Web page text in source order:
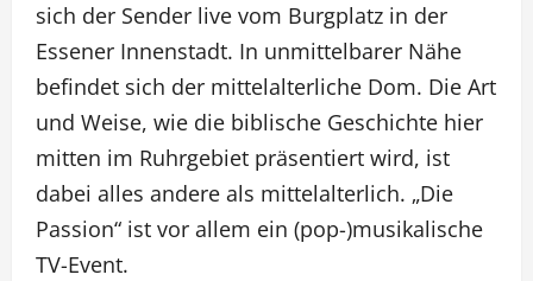
sich der Sender live vom Burgplatz in der
Essener Innenstadt. In unmittelbarer Nähe
befindet sich der mittelalterliche Dom. Die Art
und Weise, wie die biblische Geschichte hier
mitten im Ruhrgebiet präsentiert wird, ist
dabei alles andere als mittelalterlich. „Die
Passion“ ist vor allem ein (pop-)musikalische
TV-Event.